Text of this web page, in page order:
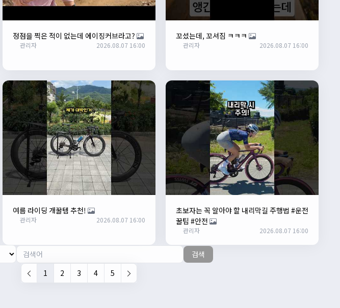
정점을 찍은 적이 없는데 에이징커브라고?
관리자 2026.08.07 16:00
꼬셨는데, 꼬셔짐 ㅋㅋㅋ
관리자 2026.08.07 16:00
여름 라이딩 개꿀템 추천!
관리자 2026.08.07 16:00
초보자는 꼭 알아야 할 내리막길 주행법 #운전
꿀팁 #안전
관리자 2026.08.07 16:00
검색
1
2 3 4 5